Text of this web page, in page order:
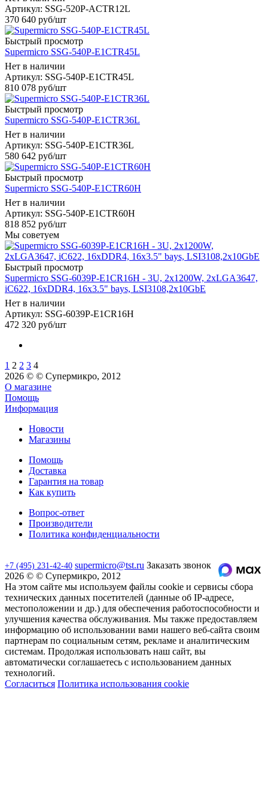
Артикул: SSG-520P-ACTR12L
370 640 руб/шт
Быстрый просмотр
Supermicro SSG-540P-E1CTR45L
Нет в наличии
Артикул: SSG-540P-E1CTR45L
810 078 руб/шт
Быстрый просмотр
Supermicro SSG-540P-E1CTR36L
Нет в наличии
Артикул: SSG-540P-E1CTR36L
580 642 руб/шт
Быстрый просмотр
Supermicro SSG-540P-E1CTR60H
Нет в наличии
Артикул: SSG-540P-E1CTR60H
818 852 руб/шт
Мы советуем
Быстрый просмотр
Supermicro SSG-6039P-E1CR16H - 3U, 2x1200W, 2xLGA3647,
iC622, 16xDDR4, 16x3.5" bays, LSI3108,2x10GbE
Нет в наличии
Артикул: SSG-6039P-E1CR16H
472 320 руб/шт
1 2 2 3 4
2026 © © Супермикро, 2012
О магазине
Помощь
Информация
Новости
Магазины
Помощь
Доставка
Гарантия на товар
Как купить
Вопрос-ответ
Производители
Политика конфиденциальности
+7 (495) 231-42-40 supermicro@tst.ru Заказать звонок
2026 © © Супермикро, 2012
На этом сайте мы используем файлы cookie и сервисы сбора
технических данных посетителей (данные об IP-адресе,
местоположении и др.) для обеспечения работоспособности и
улучшения качества обслуживания. Мы также предоставляем
информацию об использовании вами нашего веб-сайта своим
партнерам по социальным сетям, рекламе и аналитическим
системам. Продолжая использовать наш сайт, вы
автоматически соглашаетесь с использованием данных
технологий.
Согласиться Политика использования cookie